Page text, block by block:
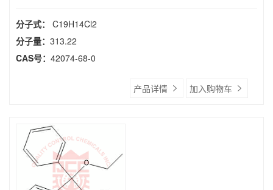
分子式： C19H14Cl2
分子量： 313.22
CAS号： 42074-68-0
产品详情 加入购物车